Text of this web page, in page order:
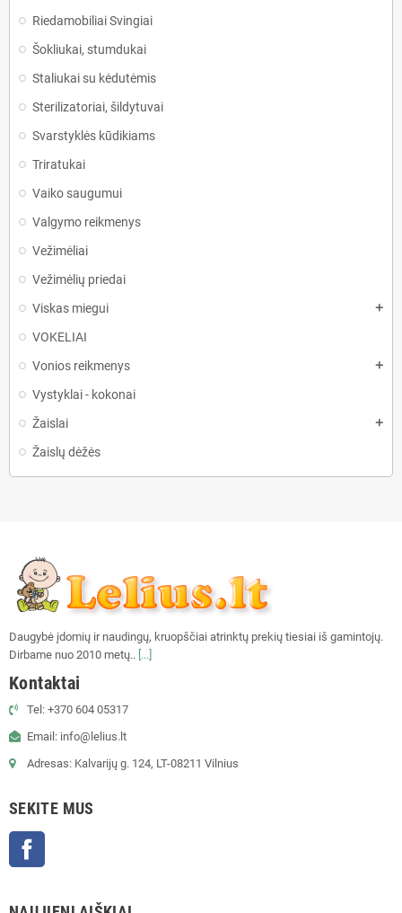
Riedamobiliai Svingiai
Šokliukai, stumdukai
Staliukai su kėdutėmis
Sterilizatoriai, šildytuvai
Svarstyklės kūdikiams
Triratukai
Vaiko saugumui
Valgymo reikmenys
Vežimėliai
Vežimėlių priedai
Viskas miegui
add
VOKELIAI
Vonios reikmenys
add
Vystyklai - kokonai
Žaislai
add
Žaislų dėžės
Daugybė įdomių ir naudingų, kruopščiai atrinktų prekių tiesiai iš gamintojų.
Dirbame nuo 2010 metų.. [...]
Kontaktai
Tel: +370 604 05317
Email: info@lelius.lt
Adresas: Kalvarijų g. 124, LT-08211 Vilnius
SEKITE MUS